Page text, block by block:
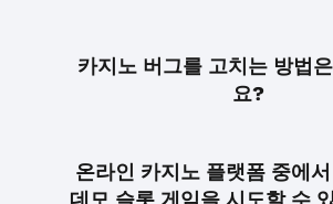
카지노 버그를 고치는 방법
요?
온라인 카지노 플랫폼 중에서
데모 슬롯 게임을 시도할 수